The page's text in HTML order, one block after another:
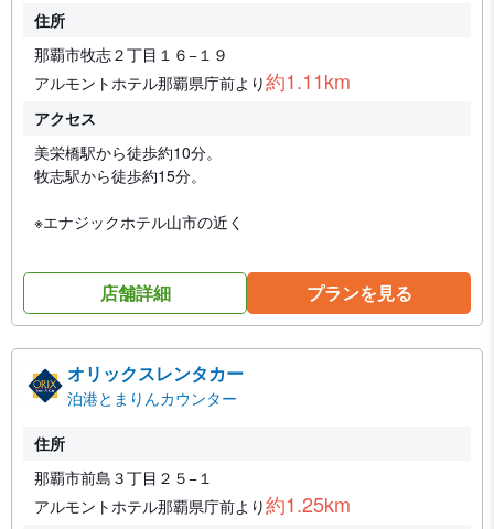
住所
那覇市牧志２丁目１６−１９
アルモントホテル那覇県庁前より約1.11km
アクセス
美栄橋駅から徒歩約10分。
牧志駅から徒歩約15分。
※エナジックホテル山市の近く
店舗詳細 プランを見る
オリックスレンタカー
泊港とまりんカウンター
住所
那覇市前島３丁目２５−１
アルモントホテル那覇県庁前より約1.25km